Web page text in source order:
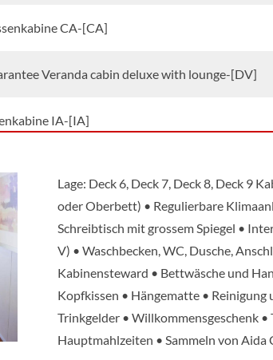
CA-[CA]
Veranda cabin deluxe with lounge-[DV]
IA-[IA]
Inside cabin-[IV]
Junior-Suite-[JV]
Veranda Cabin Comfort-[KV]
MA-[MA]
Lage: Deck 6, Deck 7, Deck 8, Deck 9
oder Oberbett) • Regulierbare
Schreibtisch mit grossem Spiegel •
V) • Waschbecken, WC, Dusche,
Kabinensteward • Bettwäsche und
Kopfkissen • Hängematte •
Trinkgelder • Willkommensgeschenk •
Hauptmahlzeiten • Sammeln von